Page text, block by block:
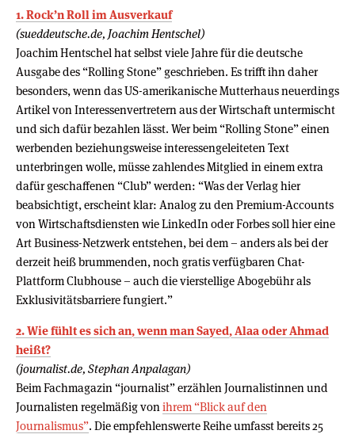
1. Rock’n Roll im Ausverkauf
(sueddeutsche.de, Joachim Hentschel)
Joachim Hentschel hat selbst viele Jahre für die deutsche
Ausgabe des “Rolling Stone” geschrieben. Es trifft ihn daher
besonders, wenn das US-amerikanische Mutterhaus neuerdings
Artikel von Interessenvertretern aus der Wirtschaft untermischt
und sich dafür bezahlen lässt. Wer beim “Rolling Stone” einen
werbenden beziehungsweise interessengeleiteten Text
unterbringen wolle, müsse zahlendes Mitglied in einem extra
dafür geschaffenen “Club” werden: “Was der Verlag hier
beabsichtigt, erscheint klar: Analog zu den Premium-Accounts
von Wirtschaftsdiensten wie LinkedIn oder Forbes soll hier eine
Art Business-Netzwerk entstehen, bei dem – anders als bei der
derzeit heiß brummenden, noch gratis verfügbaren Chat-
Plattform Clubhouse – auch die vierstellige Abogebühr als
Exklusivitätsbarriere fungiert.”
2. Wie fühlt es sich an, wenn man Sayed, Alaa oder Ahmad
heißt?
(journalist.de, Stephan Anpalagan)
Beim Fachmagazin “journalist” erzählen Journalistinnen und
Journalisten regelmäßig von ihrem “Blick auf den
Journalismus”. Die empfehlenswerte Reihe umfasst bereits 25